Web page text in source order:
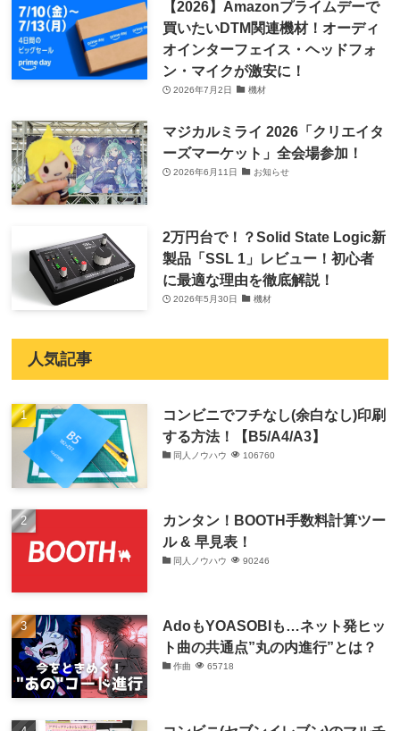
【2026】Amazonプライムデーで
買いたいDTM関連機材！オーディ
オインターフェイス・ヘッドフォ
ン・マイクが激安に！
2026年7月2日 機材
マジカルミライ 2026「クリエイタ
ーズマーケット」全会場参加！
2026年6月11日 お知らせ
2万円台で！？Solid State Logic新
製品「SSL 1」レビュー！初心者
に最適な理由を徹底解説！
2026年5月30日 機材
人気記事
コンビニでフチなし(余白なし)印刷
する方法！【B5/A4/A3】
同人ノウハウ 106760
カンタン！BOOTH手数料計算ツー
ル & 早見表！
同人ノウハウ 90246
AdoもYOASOBIも…ネット発ヒッ
ト曲の共通点”丸の内進行”とは？
作曲 65718